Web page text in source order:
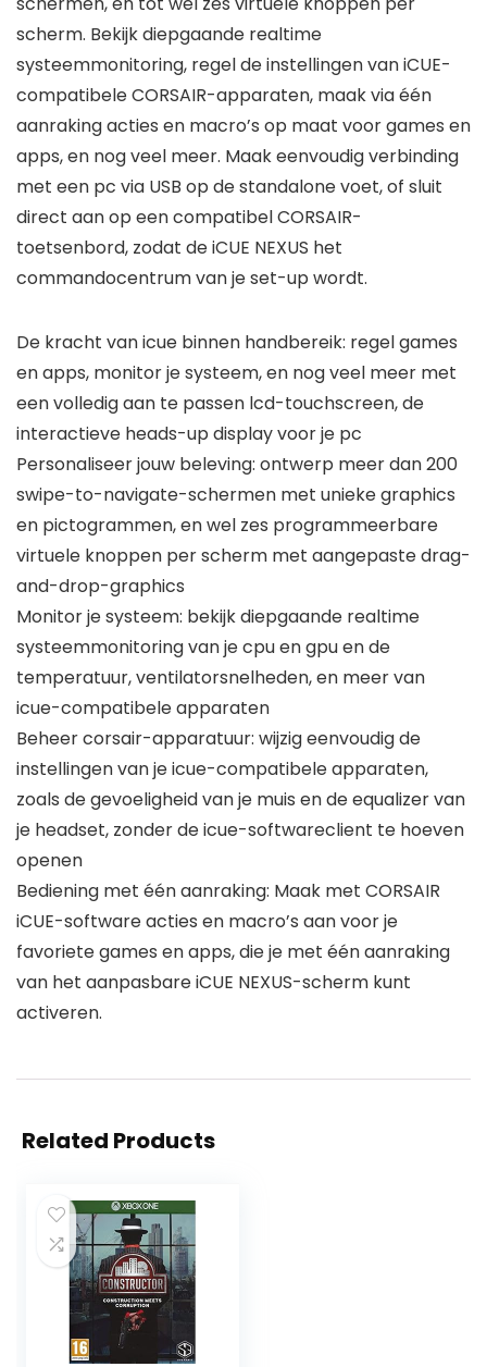
scherm. Bekijk diepgaande realtime
systeemmonitoring, regel de instellingen van iCUE-
compatibele CORSAIR-apparaten, maak via één
aanraking acties en macro’s op maat voor games en
apps, en nog veel meer. Maak eenvoudig verbinding
met een pc via USB op de standalone voet, of sluit
direct aan op een compatibel CORSAIR-
toetsenbord, zodat de iCUE NEXUS het
commandocentrum van je set-up wordt.
De kracht van icue binnen handbereik: regel games
en apps, monitor je systeem, en nog veel meer met
een volledig aan te passen lcd-touchscreen, de
interactieve heads-up display voor je pc
Personaliseer jouw beleving: ontwerp meer dan 200
swipe-to-navigate-schermen met unieke graphics
en pictogrammen, en wel zes programmeerbare
virtuele knoppen per scherm met aangepaste drag-
and-drop-graphics
Monitor je systeem: bekijk diepgaande realtime
systeemmonitoring van je cpu en gpu en de
temperatuur, ventilatorsnelheden, en meer van
icue-compatibele apparaten
Beheer corsair-apparatuur: wijzig eenvoudig de
instellingen van je icue-compatibele apparaten,
zoals de gevoeligheid van je muis en de equalizer van
je headset, zonder de icue-softwareclient te hoeven
openen
Bediening met één aanraking: Maak met CORSAIR
iCUE-software acties en macro’s aan voor je
favoriete games en apps, die je met één aanraking
van het aanpasbare iCUE NEXUS-scherm kunt
activeren.
Related Products